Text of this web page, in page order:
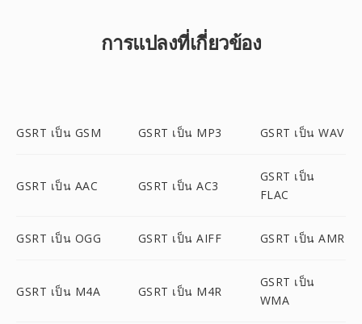
การแปลงที่เกี่ยวข้อง
GSRT เป็น GSM GSRT เป็น MP3 GSRT เป็น WAV
GSRT เป็น AAC GSRT เป็น AC3
GSRT เป็น
FLAC
GSRT เป็น OGG GSRT เป็น AIFF GSRT เป็น AMR
GSRT เป็น M4A GSRT เป็น M4R
GSRT เป็น
WMA